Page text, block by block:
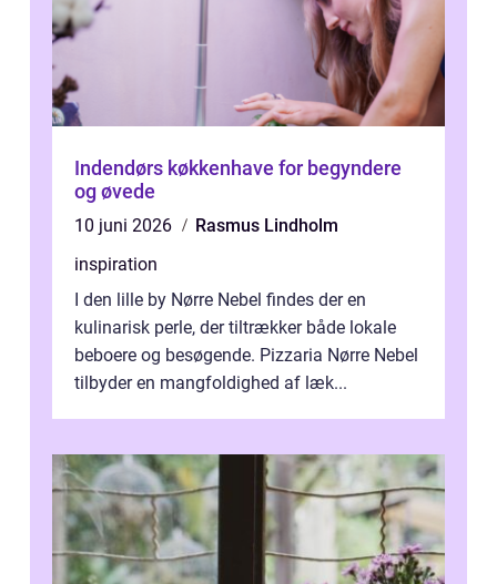
Indendørs køkkenhave for begyndere
og øvede
10 juni 2026
Rasmus Lindholm
inspiration
I den lille by Nørre Nebel findes der en
kulinarisk perle, der tiltrækker både lokale
beboere og besøgende. Pizzaria Nørre Nebel
tilbyder en mangfoldighed af læk...